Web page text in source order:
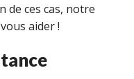
de ces cas, notre
aider !